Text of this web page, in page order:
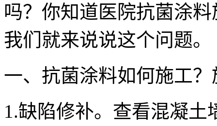
吗？你知道医院抗菌涂
我们就来说说这个问题。
一、抗菌涂料如何施工
1.缺陷修补。查看混凝